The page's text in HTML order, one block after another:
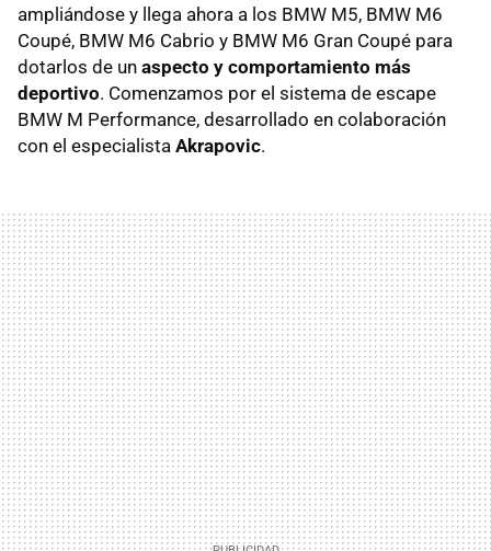
ampliándose y llega ahora a los BMW M5, BMW M6
Coupé, BMW M6 Cabrio y BMW M6 Gran Coupé para
dotarlos de un aspecto y comportamiento más
deportivo. Comenzamos por el sistema de escape
BMW M Performance, desarrollado en colaboración
con el especialista Akrapovic.